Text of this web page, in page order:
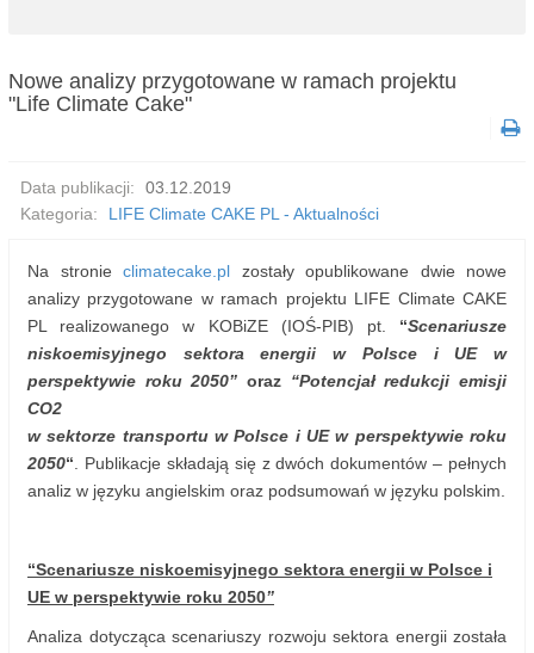
Nowe analizy przygotowane w ramach projektu
"Life Climate Cake"
Data publikacji:
03.12.2019
Kategoria:
LIFE Climate CAKE PL - Aktualności
Na stronie climatecake.pl zostały opublikowane dwie nowe
analizy przygotowane w ramach projektu LIFE Climate CAKE
PL realizowanego w KOBiZE (IOŚ-PIB) pt. “Scenariusze
niskoemisyjnego sektora energii w Polsce i UE w
perspektywie roku 2050” oraz “Potencjał redukcji emisji
CO2
w sektorze transportu w Polsce i UE w perspektywie roku
2050“ . Publikacje składają się z dwóch dokumentów – pełnych
analiz w języku angielskim oraz podsumowań w języku polskim.
“Scenariusze niskoemisyjnego sektora energii w Polsce i
UE w perspektywie roku 2050”
Analiza dotycząca scenariuszy rozwoju sektora energii została